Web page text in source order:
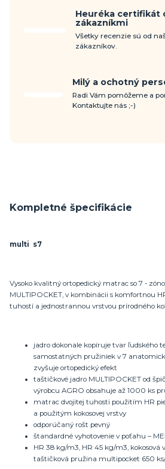
Heuréka certifikát
zákazníkmi
Všetky recenzie sú od
zákazníkov.
Milý a ochotný
Radi Vám pomôžeme a
Kontaktujte nás ;-)
Kompletné špecifikácie
multi s7
Vysoko kvalitný ortopedický matrac so 7 -
MULTIPOCKET, v kombinácii s komfortnou
tuhostí a jednostrannou vrstvou prírodného
jadro dokonale kopíruje tvar ľudského
samostatných pružiniek v 7
zvyšuje ortopedický efekt
taštičkové jadro MULTIPOCKET od
výrobcu AGRO obsahuje až 1000 ks
matrac dvojitej tuhosti použitím HR
a použitým kokosovej vrstvy
odporúčaný rošt pevný
štandardné vyhotovenie v poťahu –
HR 38 kg/m3, HR 45 kg/m3, kokosová
taštičková pružina multipocket 650